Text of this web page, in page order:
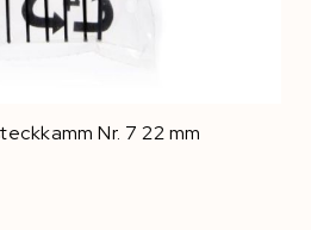
Wahl 03145-001 Aufsteckkamm Nr. 7 22 mm